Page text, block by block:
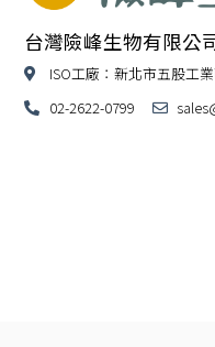
台灣險峰生物有限公
ISO工廠：新北市五股工
02-2622-0799